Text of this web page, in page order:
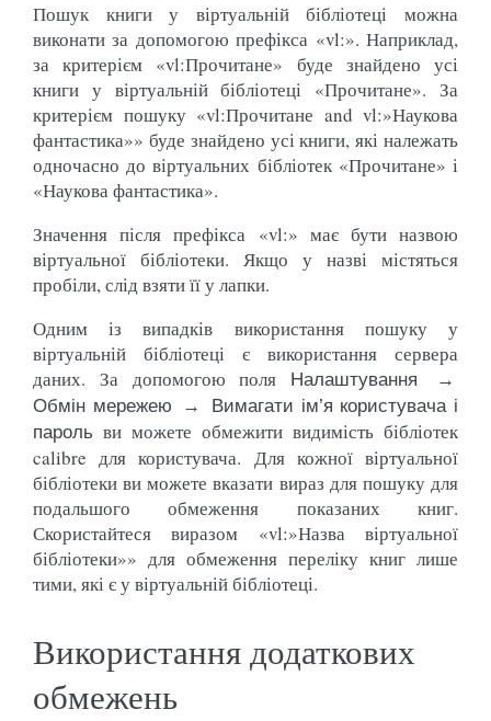
Пошук книги у віртуальній бібліотеці можна
виконати за допомогою префікса «vl:». Наприклад,
за критерієм «vl:Прочитане» буде знайдено усі
книги у віртуальній бібліотеці «Прочитане». За
критерієм пошуку «vl:Прочитане and vl:»Наукова
фантастика»» буде знайдено усі книги, які належать
одночасно до віртуальних бібліотек «Прочитане» і
«Наукова фантастика».
Значення після префікса «vl:» має бути назвою
віртуальної бібліотеки. Якщо у назві містяться
пробіли, слід взяти її у лапки.
Одним із випадків використання пошуку у
віртуальній бібліотеці є використання сервера
даних. За допомогою поля
Налаштування →
Обмін мережею → Вимагати ім’я користувача і
пароль ви можете обмежити видимість бібліотек
calibre для користувача. Для кожної віртуальної
бібліотеки ви можете вказати вираз для пошуку для
подальшого обмеження показаних книг.
Скористайтеся виразом «vl:»Назва віртуальної
бібліотеки»» для обмеження переліку книг лише
тими, які є у віртуальній бібліотеці.
Використання додаткових
обмежень